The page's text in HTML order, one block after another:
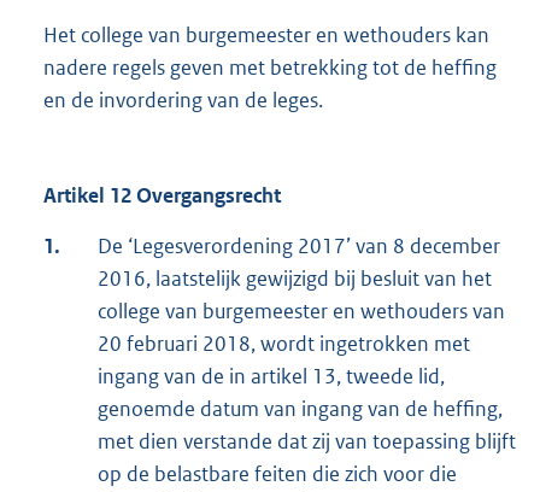
Het college van burgemeester en wethouders kan
nadere regels geven met betrekking tot de heffing
en de invordering van de leges.
Artikel 12 Overgangsrecht
1.
De ‘Legesverordening 2017’ van 8 december
2016, laatstelijk gewijzigd bij besluit van het
college van burgemeester en wethouders van
20 februari 2018, wordt ingetrokken met
ingang van de in artikel 13, tweede lid,
genoemde datum van ingang van de heffing,
met dien verstande dat zij van toepassing blijft
op de belastbare feiten die zich voor die